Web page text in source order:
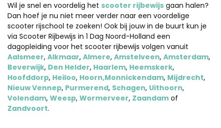
Wil je snel en voordelig het scooter rijbewijs gaan halen?
Dan hoef je nu niet meer verder naar een voordelige
scooter rijschool te zoeken! Ook bij jouw in de buurt kun je
via Scooter Rijbewijs in 1 Dag Noord-Holland een
dagopleiding voor het scooter rijbewijs volgen vanuit
Aalsmeer, Alkmaar, Almere, Amstelveen, Amsterdam,
Beverwijk, Den Helder, Haarlem, Heemskerk,
Hoofddorp, Heiloo, Hoorn,Monnickendam, Mijdrecht,
Nieuw Vennep, Purmerend, Schagen, Uithoorn,
Volendam, Weesp, Wormerveer, Zaandam of
Zandvoort.